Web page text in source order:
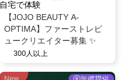
自宅で体験
【JOJO BEAUTY A-
OPTIMA】ファーストレビ
ュークリエイター募集 ✨
300人以上